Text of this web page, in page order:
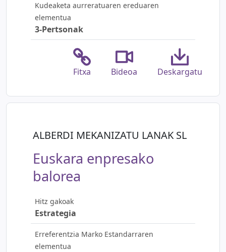
Kudeaketa aurreratuaren ereduaren
elementua
3-Pertsonak
Fitxa Bideoa Deskargatu
ALBERDI MEKANIZATU LANAK SL
Euskara enpresako
balorea
Hitz gakoak
Estrategia
Erreferentzia Marko Estandarraren
elementua